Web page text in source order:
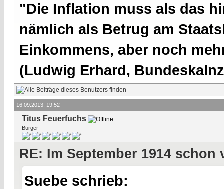
"Die Inflation muss als das
nämlich als Betrug am
Einkommens, aber noch
(Ludwig Erhard,
16.09.2013, 19:52
Titus Feuerfuchs
Bürger
RE: Im September 1914 schon
Suebe schrieb: